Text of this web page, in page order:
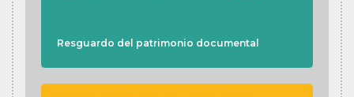
Resguardo del patrimonio documental